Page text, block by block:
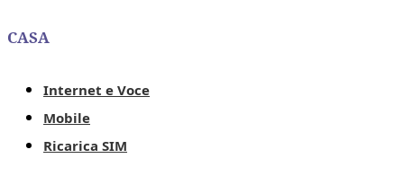
CASA
Internet e Voce
Mobile
Ricarica SIM